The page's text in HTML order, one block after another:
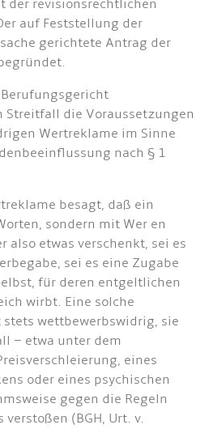
der revisionsrechtlichen
auf Feststellung der
gerichtete Antrag der
Streitfall die Voraussetzungen
Wertreklame im Sinne
nach § 1
besagt, daß ein
sondern mit Wer en
also etwas verschenkt, sei es
sei es eine Zugabe
für deren entgeltlichen
wirbt. Eine solche
wettbewerbswidrig, sie
– etwa unter dem
eines
oder eines psychischen
gegen die Regeln
(BGH, Urt. v.